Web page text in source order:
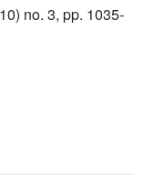
no. 3, pp. 1035-